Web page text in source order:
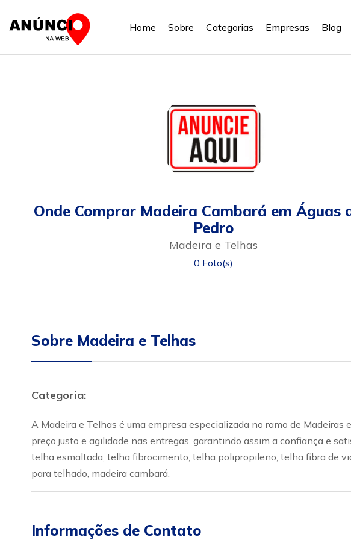
Home Sobre Categorias Empresas Blog
Onde Comprar Madeira Cambará em Águas
Pedro
Madeira e Telhas
0 Foto(s)
Sobre Madeira e Telhas
Categoria:
A Madeira e Telhas é uma empresa especializada no ramo de
preço justo e agilidade nas entregas, garantindo assim a confiança e
telha esmaltada, telha fibrocimento, telha polipropileno, telha fibra de
para telhado, madeira cambará.
Informações de Contato